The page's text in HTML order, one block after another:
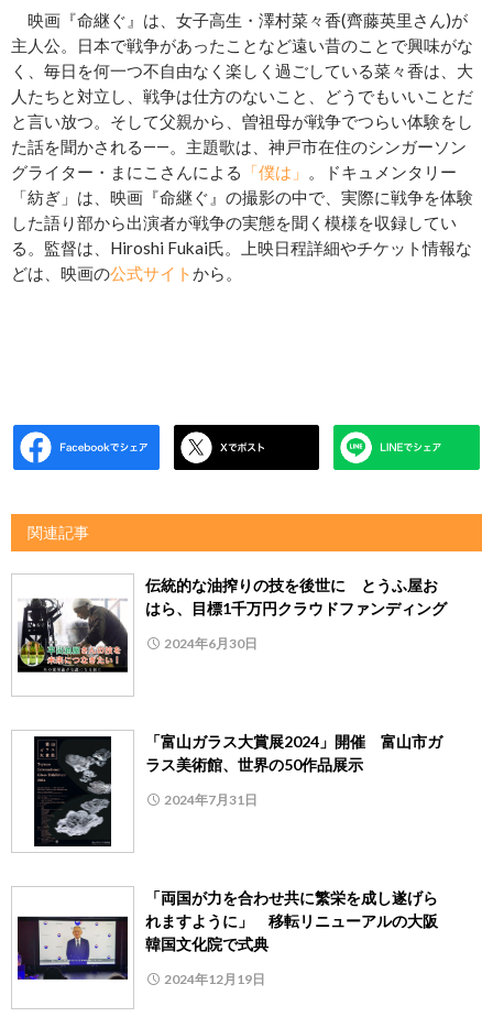
映画『命継ぐ』は、女子高生・澤村菜々香(齊藤英里さん)が
主人公。日本で戦争があったことなど遠い昔のことで興味がな
く、毎日を何一つ不自由なく楽しく過ごしている菜々香は、大
人たちと対立し、戦争は仕方のないこと、どうでもいいことだ
と言い放つ。そして父親から、曽祖母が戦争でつらい体験をし
た話を聞かされる――。主題歌は、神戸市在住のシンガーソン
グライター・まにこさんによる
「僕は」
。ドキュメンタリー
「紡ぎ」は、映画『命継ぐ』の撮影の中で、実際に戦争を体験
した語り部から出演者が戦争の実態を聞く模様を収録してい
る。監督は、Hiroshi Fukai氏。上映日程詳細やチケット情報な
どは、映画の公式サイトから。
関連記事
伝統的な油搾りの技を後世に とうふ屋お
はら、目標1千万円クラウドファンディング
2024年6月30日
「富山ガラス大賞展2024」開催 富山市ガ
ラス美術館、世界の50作品展示
2024年7月31日
「両国が力を合わせ共に繁栄を成し遂げら
れますように」 移転リニューアルの大阪
韓国文化院で式典
2024年12月19日